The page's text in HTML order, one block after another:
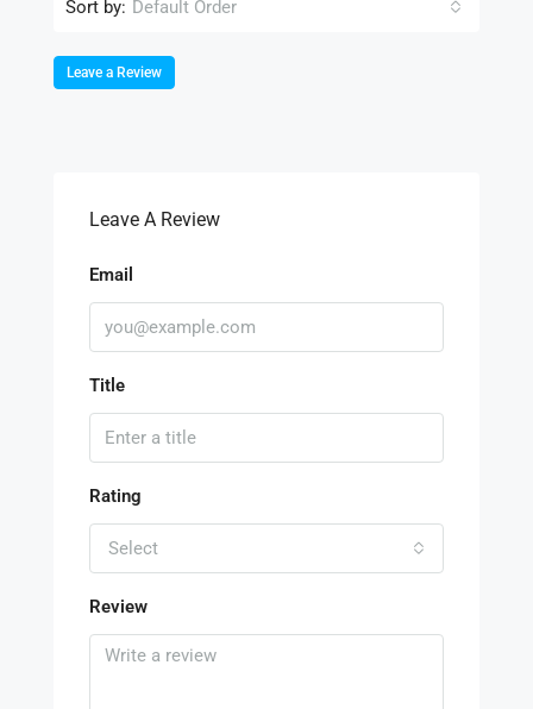
Sort by: Default Order
Leave a Review
Leave A Review
Email
Title
Rating
Select
Review